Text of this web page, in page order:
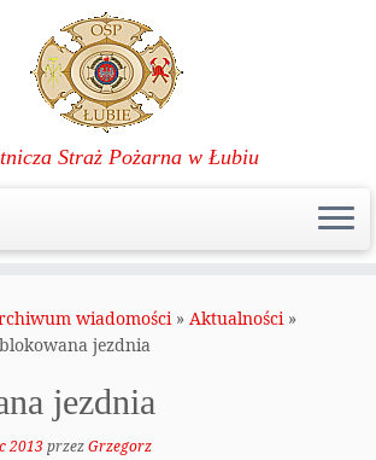
Straż Pożarna w Łubiu
wiadomości » Aktualności »
jezdnia
jezdnia
2013przezGrzegorz